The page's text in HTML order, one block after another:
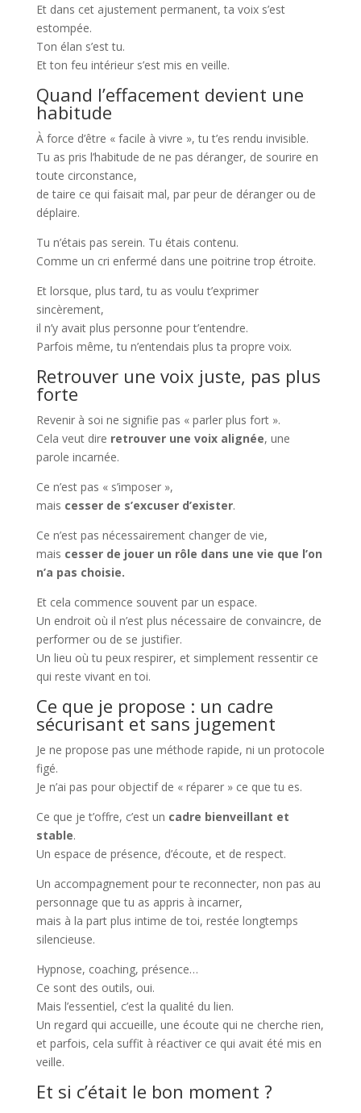
Et dans cet ajustement permanent, ta voix s’est
estompée.
Ton élan s’est tu.
Et ton feu intérieur s’est mis en veille.
Quand l’effacement devient une
habitude
À force d’être « facile à vivre », tu t’es rendu invisible.
Tu as pris l’habitude de ne pas déranger, de sourire en
toute circonstance,
de taire ce qui faisait mal, par peur de déranger ou de
déplaire.
Tu n’étais pas serein. Tu étais contenu.
Comme un cri enfermé dans une poitrine trop étroite.
Et lorsque, plus tard, tu as voulu t’exprimer
sincèrement,
il n’y avait plus personne pour t’entendre.
Parfois même, tu n’entendais plus ta propre voix.
Retrouver une voix juste, pas plus
forte
Revenir à soi ne signifie pas « parler plus fort ».
Cela veut dire retrouver une voix alignée, une
parole incarnée.
Ce n’est pas « s’imposer »,
mais cesser de s’excuser d’exister.
Ce n’est pas nécessairement changer de vie,
mais cesser de jouer un rôle dans une vie que l’on
n’a pas choisie.
Et cela commence souvent par un espace.
Un endroit où il n’est plus nécessaire de convaincre, de
performer ou de se justifier.
Un lieu où tu peux respirer, et simplement ressentir ce
qui reste vivant en toi.
Ce que je propose : un cadre
sécurisant et sans jugement
Je ne propose pas une méthode rapide, ni un protocole
figé.
Je n’ai pas pour objectif de « réparer » ce que tu es.
Ce que je t’offre, c’est un cadre bienveillant et
stable.
Un espace de présence, d’écoute, et de respect.
Un accompagnement pour te reconnecter, non pas au
personnage que tu as appris à incarner,
mais à la part plus intime de toi, restée longtemps
silencieuse.
Hypnose, coaching, présence…
Ce sont des outils, oui.
Mais l’essentiel, c’est la qualité du lien.
Un regard qui accueille, une écoute qui ne cherche rien,
et parfois, cela suffit à réactiver ce qui avait été mis en
veille.
Et si c’était le bon moment ?